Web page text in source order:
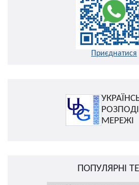
Приєднатися
МЕРЕЖІ
ПОПУЛЯРНІ